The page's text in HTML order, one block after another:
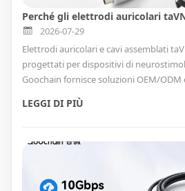
2026-07-29
Elettrodi auricolari e cavi assemblati
progettati per dispositivi di
Goochain fornisce soluzioni OEM/
design di cavi e integrazione di
supportare uno sviluppo di prodotti
LEGGI DI PIÙ